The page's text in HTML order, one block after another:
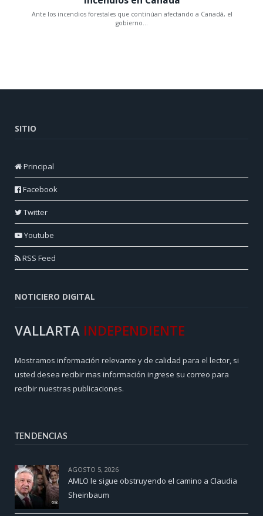
SITIO
Principal
Facebook
Twitter
Youtube
RSS Feed
NOTICIERO DIGITAL
VALLARTA INDEPENDIENTE
Mostramos información relevante y de calidad para el lector, si
usted desea recibir mas información ingrese su correo para
recibir nuestras publicaciones.
TENDENCIAS
AGOSTO 5, 2026
AMLO le sigue obstruyendo el camino a Claudia
Sheinbaum